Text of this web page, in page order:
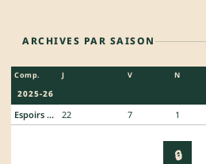
ARCHIVES PAR SAISON
Comp. J V N
2025-26
Espoirs Federaux 22 7 1
🔒